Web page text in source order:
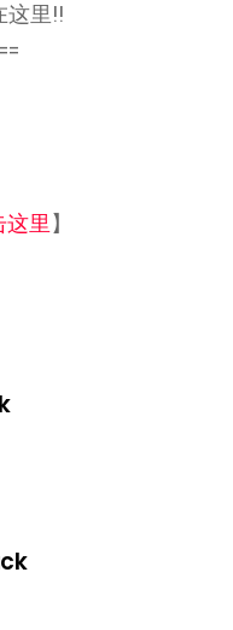
这里!!
这里】